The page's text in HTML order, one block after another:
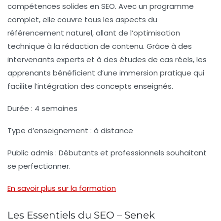
compétences solides en SEO. Avec un programme
complet, elle couvre tous les aspects du
référencement naturel, allant de l’optimisation
technique à la rédaction de contenu. Grâce à des
intervenants experts et à des études de cas réels, les
apprenants bénéficient d’une immersion pratique qui
facilite l’intégration des concepts enseignés.
Durée : 4 semaines
Type d’enseignement : à distance
Public admis : Débutants et professionnels souhaitant
se perfectionner.
En savoir plus sur la formation
Les Essentiels du SEO – Senek